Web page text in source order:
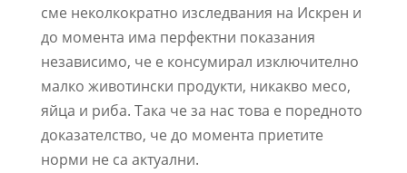
сме неколкократно изследвания на Искрен и
до момента има перфектни показания
независимо, че е консумирал изключително
малко животински продукти, никакво месо,
яйца и риба. Така че за нас това е поредното
доказателство, че до момента приетите
норми не са актуални.